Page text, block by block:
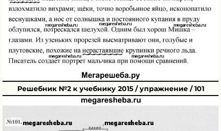
Решебник №2 к учебнику 2015 / упражнение / 101